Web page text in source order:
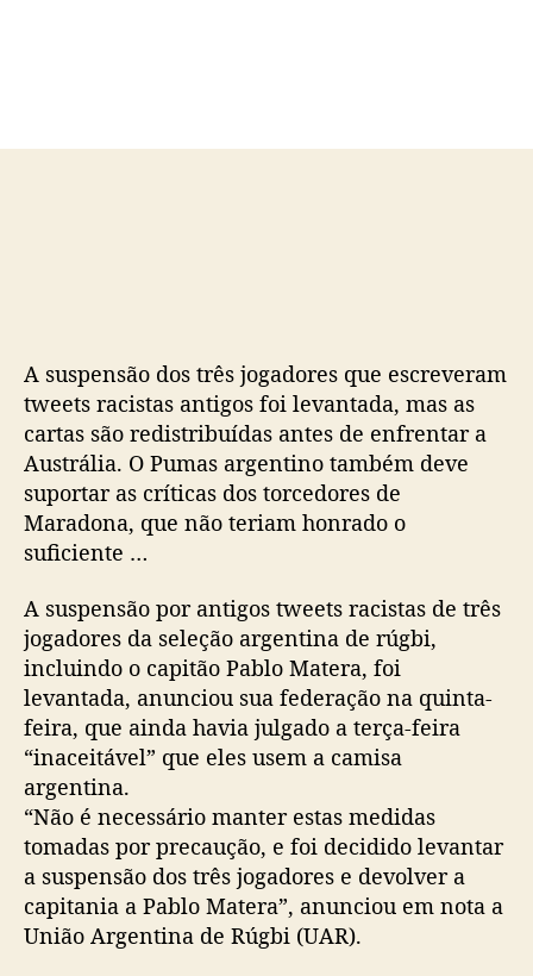
o
b
A suspensão dos três jogadores que escreveram
tweets racistas antigos foi levantada, mas as
cartas são redistribuídas antes de enfrentar a
Austrália. O Pumas argentino também deve
suportar as críticas dos torcedores de
Maradona, que não teriam honrado o
suficiente …
A suspensão por antigos tweets racistas de três
jogadores da seleção argentina de rúgbi,
incluindo o capitão Pablo Matera, foi
levantada, anunciou sua federação na quinta-
feira, que ainda havia julgado a terça-feira
“inaceitável” que eles usem a camisa
argentina.
“Não é necessário manter estas medidas
tomadas por precaução, e foi decidido levantar
a suspensão dos três jogadores e devolver a
capitania a Pablo Matera”, anunciou em nota a
União Argentina de Rúgbi (UAR).